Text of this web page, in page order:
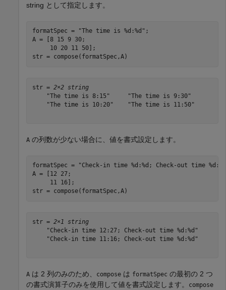
string として指定します。
formatSpec = "The time is %d:%d" ;
A = [8 15 9 30;
     10 20 11 50];
str = compose(formatSpec,A)
str = 2×2 string
    "The time is 8:15"     "The time is 9:30"
    "The time is 10:20"    "The time is 11:50"
A の列数が少ない場合に、値を書式設定します。
formatSpec =
"Check-in time %d:%d; Check-out time
A = [12 27;
     11 16];
str = compose(formatSpec,A)
str = 2×1 string
    "Check-in time 12:27; Check-out time %d:%d"
    "Check-in time 11:16; Check-out time %d:%d"
A は 2 列のみのため、 compose は formatSpec の最初の 2 つ
の書式演算子のみを使用して値を書式設定します。
compose